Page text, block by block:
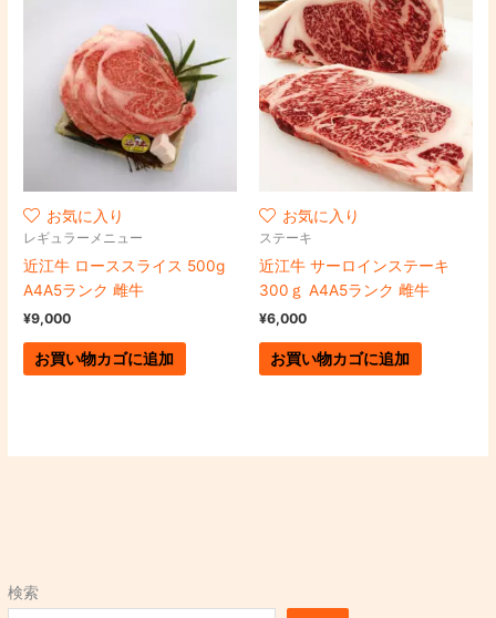
検索
お気に入り
レギュラーメニュー
近江牛 ローススライス 500g
A4A5ランク 雌牛
¥9,000
お買い物カゴに追加
お気に入り
ステーキ
近江牛 サーロインステーキ
300ｇ A4A5ランク 雌牛
¥6,000
お買い物カゴに追加